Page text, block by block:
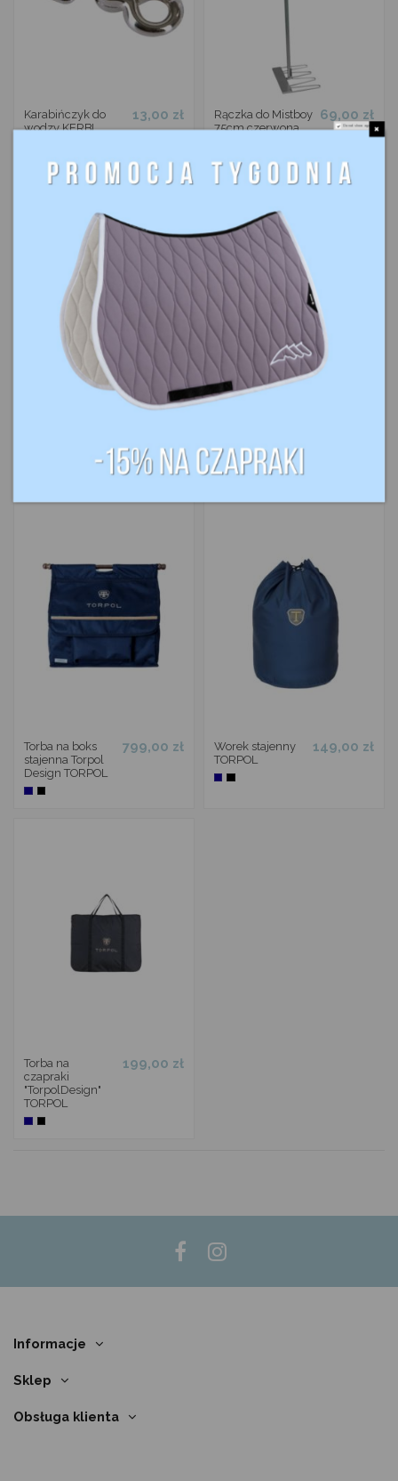
Karabińczyk do
wodzy KERBL
13,00 zł
Rączka do Mistboy
75cm czerwona
69,00 zł
Torba na boks
stajenna Torpol
Design TORPOL
799,00 zł
Worek stajenny
TORPOL
149,00 zł
Torba na
czapraki
"TorpolDesign"
TORPOL
199,00 zł
Informacje
Sklep
Obsługa klienta
Do not show again.